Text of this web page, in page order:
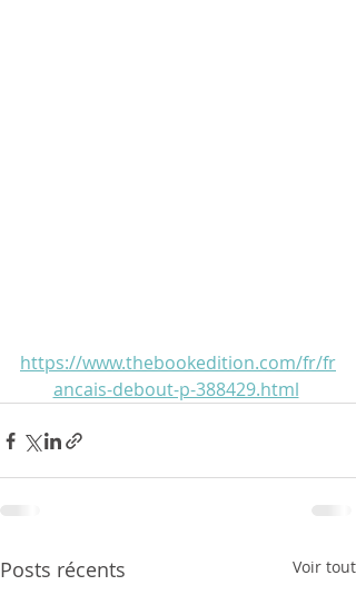
https://www.thebookedition.com/fr/fr
ancais-debout-p-388429.html
Posts récents Voir tout